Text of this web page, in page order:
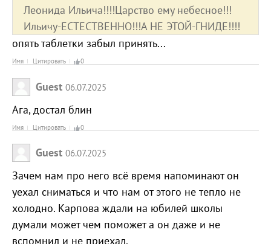
Леонида Ильича!!!!Царство ему небесное!!!
Ильичу-ЕСТЕСТВЕННО!!!А НЕ ЭТОЙ-ГНИДЕ!!!!
опять таблетки забыл принять...
Имя Цитировать 0
Guest 06.07.2025
Ага, достал блин
Имя Цитировать 0
Guest 06.07.2025
Зачем нам про него всё время напоминают он
уехал сниматься и что нам от этого не тепло не
холодно. Карпова ждали на юбилей школы
думали может чем поможет а он даже и не
вспомнил и не приехал.